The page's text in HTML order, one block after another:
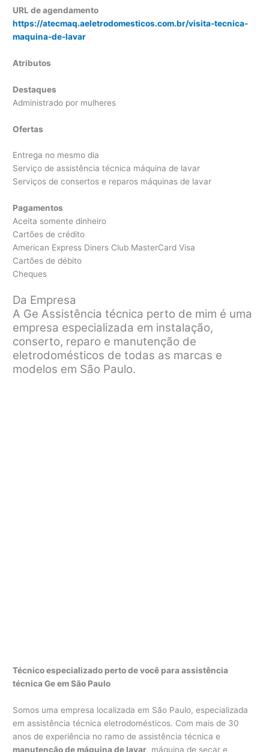
URL de agendamento
https://atecmaq.aeletrodomesticos.com.br/visita-tecnica-
maquina-de-lavar
Atributos
Destaques
Administrado por mulheres
Ofertas
Entrega no mesmo dia
Serviço de assistência técnica máquina de lavar
Serviços de consertos e reparos máquinas de lavar
Pagamentos
Aceita somente dinheiro
Cartões de crédito
American Express Diners Club MasterCard Visa
Cartões de débito
Cheques
Da Empresa
A Ge Assistência técnica perto de mim é uma
empresa especializada em instalação,
conserto, reparo e manutenção de
eletrodomésticos de todas as marcas e
modelos em São Paulo.
Técnico especializado perto de você para assistência
técnica Ge em São Paulo
Somos uma empresa localizada em São Paulo, especializada
em assistência técnica eletrodomésticos. Com mais de 30
anos de experiência no ramo de assistência técnica e
manutenção de máquina de lavar, máquina de secar e